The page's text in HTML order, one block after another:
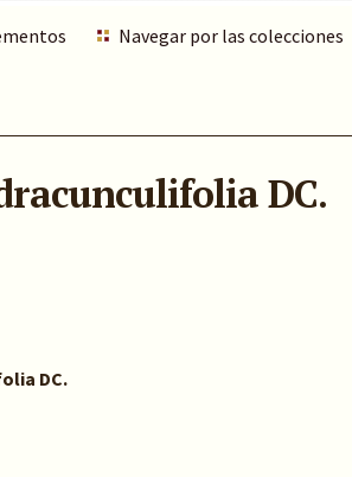
Navegar por las colecciones
DC.
DC.